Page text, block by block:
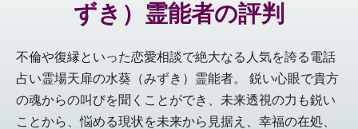
ずき）霊能者の評判
不倫や復縁といった恋愛相談で絶大なる人気を誇る電話
占い霊場天扉の水葵（みずき）霊能者。 鋭い心眼で貴方
の魂からの叫びを聞くことができ、未来透視の力も鋭い
ことから、悩める現状を未来から見据え、幸福の在処、